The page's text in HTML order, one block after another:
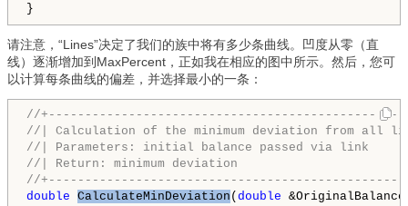
请注意，“Lines”决定了我们的族中将有多少条曲线。凹度从零（直
线）逐渐增加到MaxPercent，正如我在相应的图中所示。然后，您可
以计算每条曲线的偏差，并选择最小的一条：
//
//| Calculation of the minimum deviation from
//| Parameters: initial balance passed via
//| Return: minimum deviation
//
double CalculateMinDeviation ( double